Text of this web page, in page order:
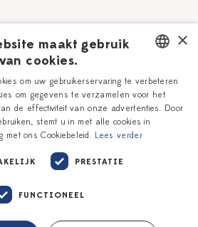
Delfts Blauw
Workshops
Vacatures
Zakelijk
DUTCH
ENGLISH
×
maakt gebruik
van cookies.
om uw gebruikerservaring te verbeteren
om gegevens te verzamelen voor het
de effectiviteit van onze advertenties. Door
stemt u in met alle cookies in
met ons Cookiebeleid. Lees verder
PRESTATIE
FUNCTIONEEL